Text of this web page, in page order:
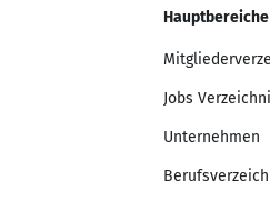
Hauptbereiche
Jobs
Unternehmen